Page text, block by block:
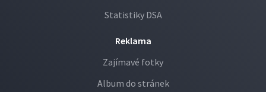
Statistiky DSA
Reklama
Zajímavé fotky
Album do stránek